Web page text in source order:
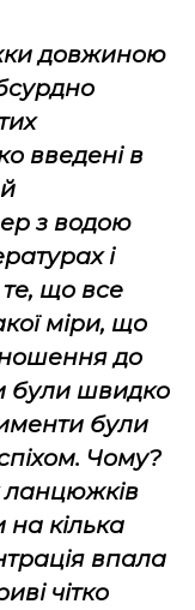
довжиною
введені в
з водою
і
що все
міри, що
до
були швидко
були
Чому?
ланцюжків
на кілька
впала
чітко